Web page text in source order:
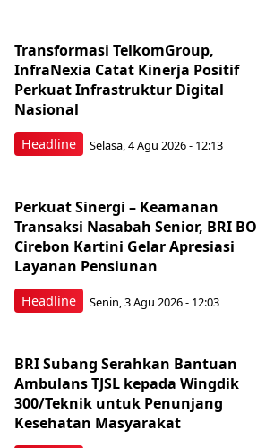
Headline
Transformasi TelkomGroup,
InfraNexia Catat Kinerja Positif
Perkuat Infrastruktur Digital
Nasional
Selasa, 4 Agu 2026 - 12:13
Headline
Perkuat Sinergi – Keamanan
Transaksi Nasabah Senior, BRI BO
Cirebon Kartini Gelar Apresiasi
Layanan Pensiunan
Senin, 3 Agu 2026 - 12:03
BRI Subang Serahkan Bantuan
Ambulans TJSL kepada Wingdik
300/Teknik untuk Penunjang
Kesehatan Masyarakat ​